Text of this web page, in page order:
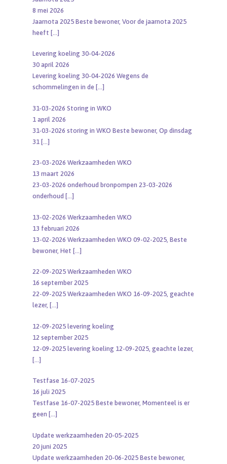
8 mei 2026
Jaarnota 2025 Beste bewoner, Voor de jaarnota 2025
heeft […]
Levering koeling 30-04-2026
30 april 2026
Levering koeling 30-04-2026 Wegens de
schommelingen in de […]
31-03-2026 Storing in WKO
1 april 2026
31-03-2026 storing in WKO Beste bewoner, Op dinsdag
31 […]
23-03-2026 Werkzaamheden WKO
13 maart 2026
23-03-2026 onderhoud bronpompen 23-03-2026
onderhoud […]
13-02-2026 Werkzaamheden WKO
13 februari 2026
13-02-2026 Werkzaamheden WKO 09-02-2025, Beste
bewoner, Het […]
22-09-2025 Werkzaamheden WKO
16 september 2025
22-09-2025 Werkzaamheden WKO 16-09-2025, geachte
lezer, […]
12-09-2025 levering koeling
12 september 2025
12-09-2025 levering koeling 12-09-2025, geachte lezer,
[…]
Testfase 16-07-2025
16 juli 2025
Testfase 16-07-2025 Beste bewoner, Momenteel is er
geen […]
Update werkzaamheden 20-05-2025
20 juni 2025
Update werkzaamheden 20-06-2025 Beste bewoner,